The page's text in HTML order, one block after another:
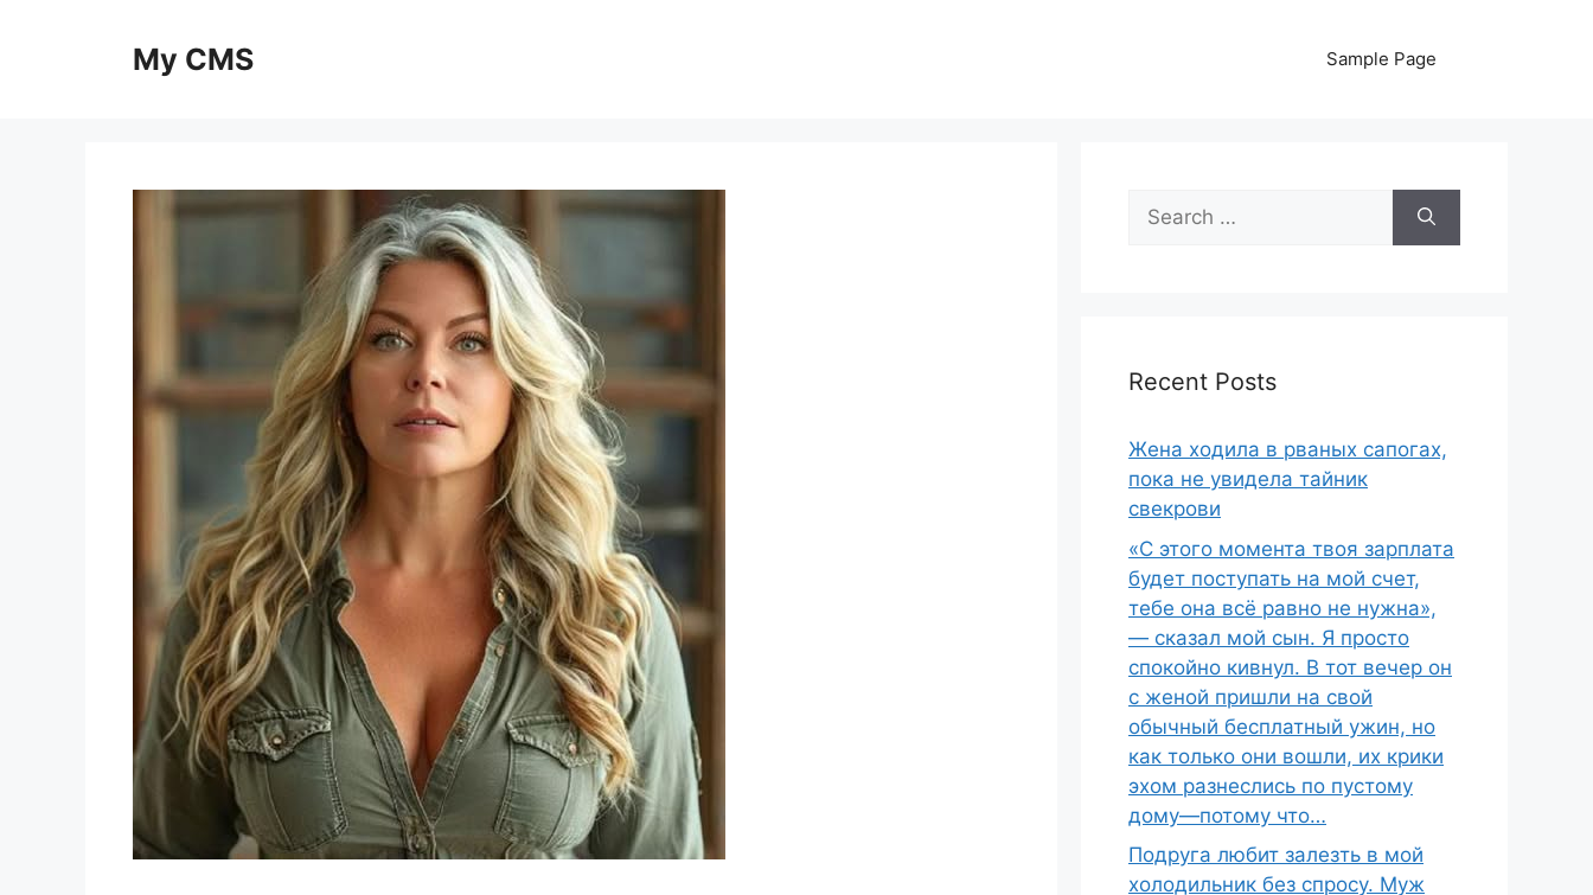
My CMS Sample Page
Search
for:
Recent Posts
Жена ходила в рваных сапогах,
пока не увидела тайник
свекрови
«С этого момента твоя зарплата
будет поступать на мой счет,
тебе она всё равно не нужна»,
— сказал мой сын. Я просто
спокойно кивнул. В тот вечер он
с женой пришли на свой
обычный бесплатный ужин, но
как только они вошли, их крики
эхом разнеслись по пустому
дому—потому что…
Подруга любит залезть в мой
холодильник без спросу. Муж